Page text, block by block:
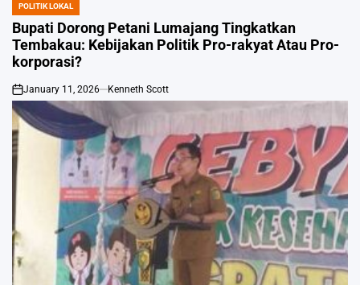
POSTED
IN
POLITIK LOKAL
Bupati Dorong Petani Lumajang Tingkatkan
Tembakau: Kebijakan Politik Pro-rakyat Atau Pro-
korporasi?
on
January 11, 2026 Kenneth Scott